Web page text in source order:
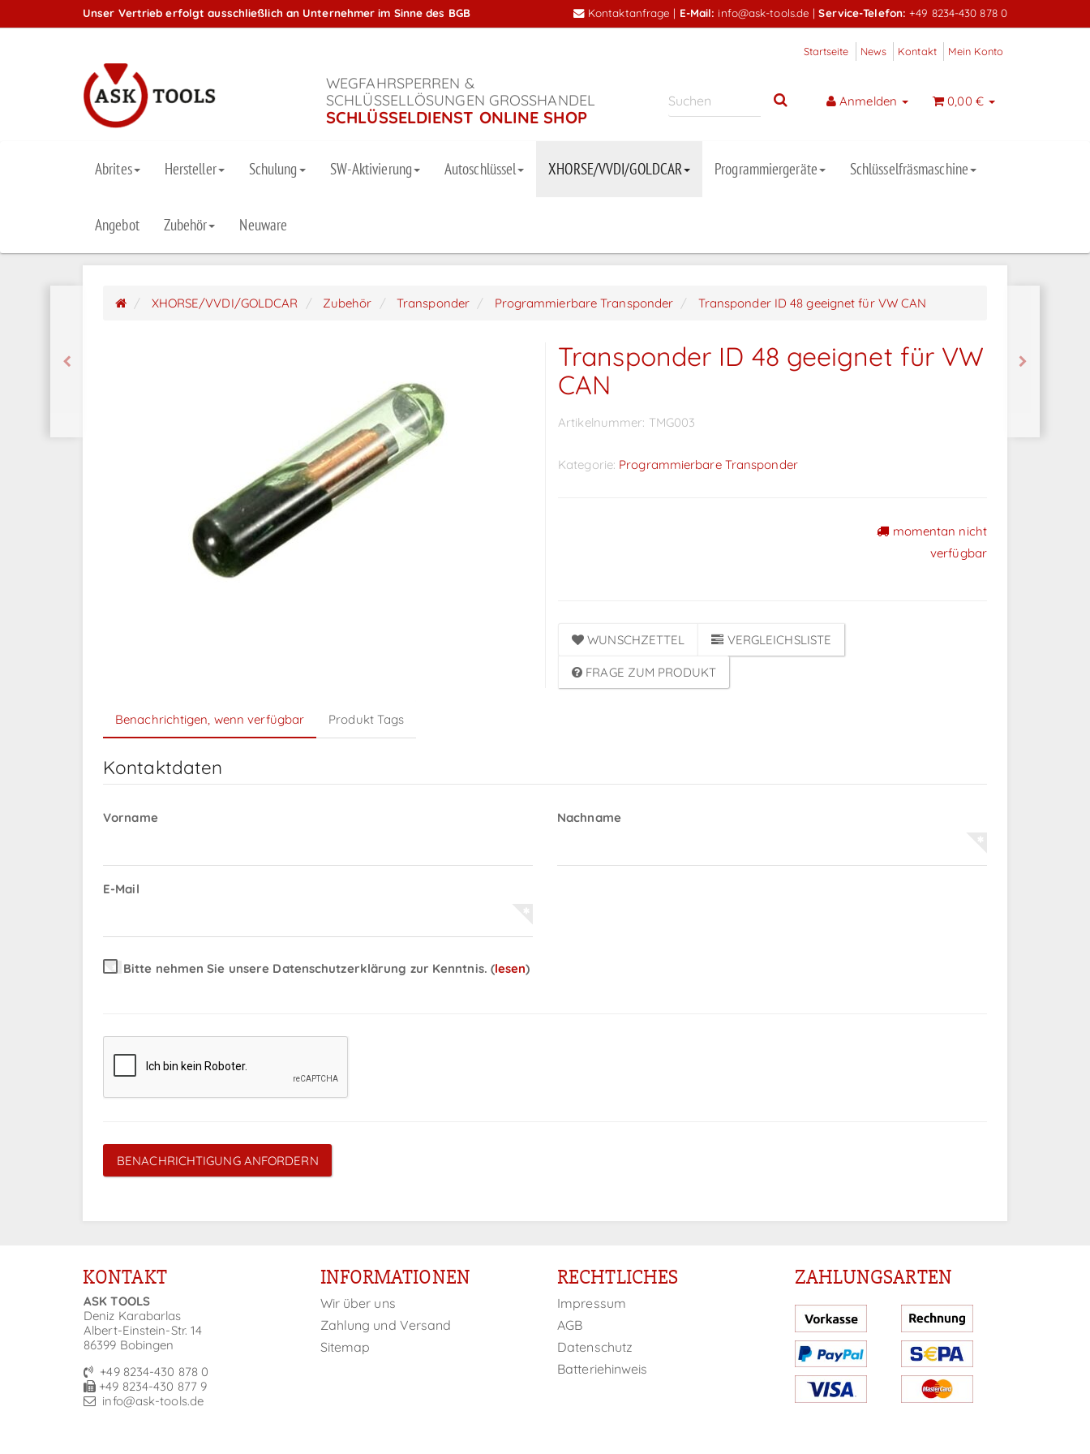
Unser Vertrieb erfolgt ausschließlich an Unternehmer im Sinne des BGB Kontaktanfrage | E-Mail: info@ask-tools.de |Service-Telefon: +49 8234-430 878 0
Startseite News Kontakt Mein Konto
WEGFAHRSPERREN &
SCHLÜSSELLÖSUNGEN GROSSHANDEL
SCHLÜSSELDIENST ONLINE SHOP
Anmelden 0,00 €
Abrites Hersteller Schulung SW-Aktivierung Autoschlüssel XHORSE/VVDI/GOLDCAR Programmiergeräte Schlüsselfräsmaschine
Angebot Zubehör Neuware
XHORSE/VVDI/GOLDCAR Zubehör Transponder Programmierbare Transponder Transponder ID 48 geeignet für VW CAN
Transponder ID 48 geeignet für VW
CAN
Artikelnummer: TMG003
Kategorie: Programmierbare Transponder
momentan nicht
verfügbar
WUNSCHZETTEL VERGLEICHSLISTE
FRAGE ZUM PRODUKT
Benachrichtigen, wenn verfügbar Produkt Tags
Kontaktdaten
Vorname Nachname
E-Mail
Bitte nehmen Sie unsere Datenschutzerklärung zur Kenntnis. (lesen)
BENACHRICHTIGUNG ANFORDERN
KONTAKT
ASK TOOLS
Deniz Karabarlas
Albert-Einstein-Str. 14
86399 Bobingen
+49 8234-430 878 0
+49 8234-430 877 9
info@ask-tools.de
INFORMATIONEN
Wir über uns
Zahlung und Versand
Sitemap
RECHTLICHES
Impressum
AGB
Datenschutz
Batteriehinweis
ZAHLUNGSARTEN